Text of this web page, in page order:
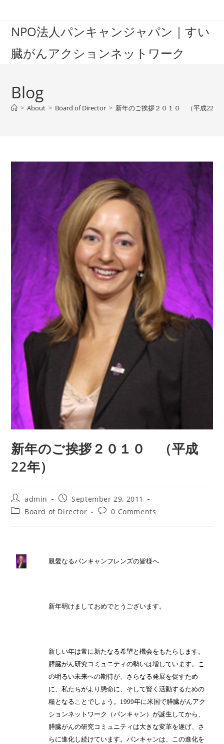
contentNPO法人パンキャンジャパン｜すい
臓がんアクションネットワーク
Blog
> About > Board of Director > 新年のご挨拶２０１０ （平成22年
新年のご挨拶２０１０ （平成
22年）
Post
author:
admin
Post
published:
September 29, 2011
PostBoard of Director
Post0 Comments
親愛なるパンキャンフレンズの皆様へ
新年明けましておめでとうございます。
新しい年は常に新たなる希望と機会をもたらします。
膵臓がん研究コミュニティの勢いは増しています。こ
の明るい未来への期待が、さらなる発展を促すため
に、私たちがより懸命に、そして賢く活動するための
糧となることでしょう。1999年に米国で膵臓がんアク
ションネットワーク（パンキャン）が誕生してから、
膵臓がんの研究コミュニティは大きな変革を遂げ、さ
らに進化し続けています。パンキャンは、この進化を